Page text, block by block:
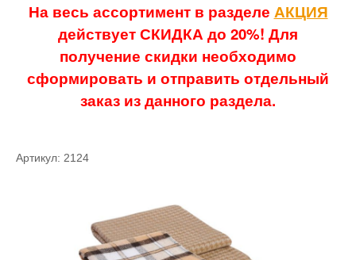
На весь ассортимент в разделе АКЦИЯ
действует СКИДКА до 20%! Для
получение скидки необходимо
сформировать и отправить отдельный
заказ из данного раздела.
Артикул: 2124